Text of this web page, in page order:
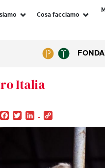
Cosa facciamo
Italia
Facebook
TwitterLinkedIn